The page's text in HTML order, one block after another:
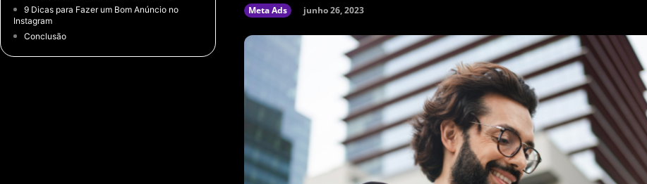
9 Dicas para Fazer um Bom Anúncio no
Instagram
Conclusão
Meta Ads junho 26, 2023